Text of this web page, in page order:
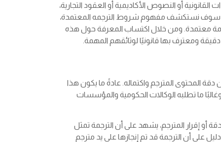
أو النصوص الأكاديمية أو العقود التجارية،
سوف نستكشف مفهوم شروط الترجمه المعتمدة،
معتمدة. ومن خلال اكتساب المعرفة حول هذه
ومعترف بها قانونيًا لوثائقهم المهمة.
دقة المحتوى المترجم واكتماله. عادةً ما يكون هذا
وغالبًا ما تطلبه الوكالات الحكومية والمؤسسات
أو إقرار المترجم، يشهد على أن الترجمة تمثل
على أن الترجمة قد تم إنجازها على يد مترجم